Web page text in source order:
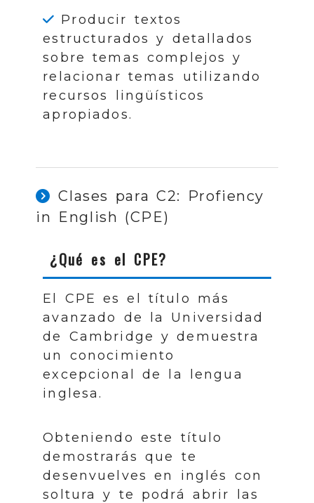
Producir textos
estructurados y detallados
sobre temas complejos y
relacionar temas utilizando
recursos lingüísticos
apropiados.
Clases para C2: Profiency
in English (CPE)
¿Qué es el CPE?
El CPE es el título más
avanzado de la Universidad
de Cambridge y demuestra
un conocimiento
excepcional de la lengua
inglesa.
Obteniendo este título
demostrarás que te
desenvuelves en inglés con
soltura y te podrá abrir las